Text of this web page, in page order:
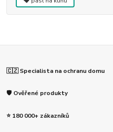
🇨🇿 Specialista na ochranu domu
🛡️ Ověřené produkty
⭐ 180 000+ zákazníků